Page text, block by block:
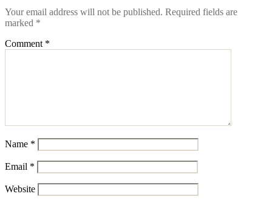
Your email address will not be published. Required fields are
marked *
Comment *
Name *
Email *
Website